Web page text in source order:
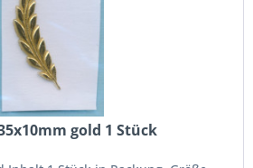
gold 1 Stück